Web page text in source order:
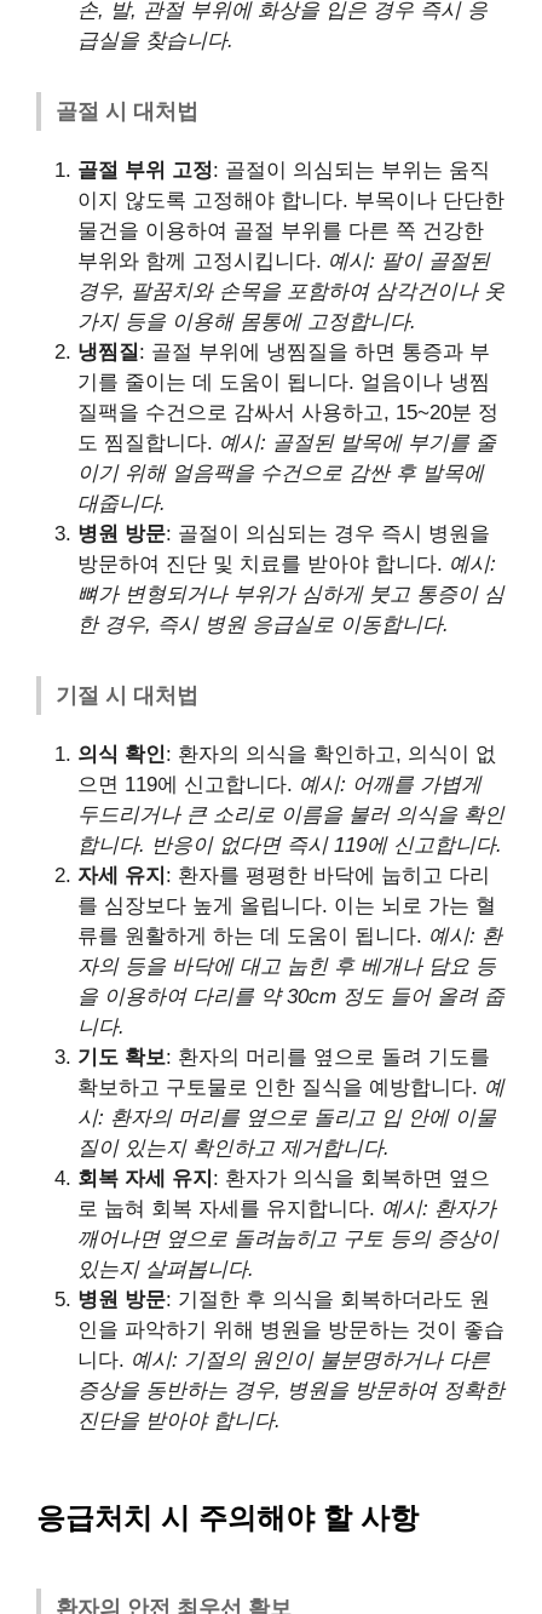
손, 발, 관절 부위에 화상을 입은 경우 즉시 응
급실을 찾습니다.
골절 시 대처법
골절 부위 고정: 골절이 의심되는 부위는 움직
이지 않도록 고정해야 합니다. 부목이나 단단한
물건을 이용하여 골절 부위를 다른 쪽 건강한
부위와 함께 고정시킵니다. 예시: 팔이 골절된
경우, 팔꿈치와 손목을 포함하여 삼각건이나 옷
가지 등을 이용해 몸통에 고정합니다.
냉찜질: 골절 부위에 냉찜질을 하면 통증과 부
기를 줄이는 데 도움이 됩니다. 얼음이나 냉찜
질팩을 수건으로 감싸서 사용하고, 15~20분 정
도 찜질합니다. 예시: 골절된 발목에 부기를 줄
이기 위해 얼음팩을 수건으로 감싼 후 발목에
대줍니다.
병원 방문: 골절이 의심되는 경우 즉시 병원을
방문하여 진단 및 치료를 받아야 합니다. 예시:
뼈가 변형되거나 부위가 심하게 붓고 통증이 심
한 경우, 즉시 병원 응급실로 이동합니다.
기절 시 대처법
의식 확인: 환자의 의식을 확인하고, 의식이 없
으면 119에 신고합니다. 예시: 어깨를 가볍게
두드리거나 큰 소리로 이름을 불러 의식을 확인
합니다. 반응이 없다면 즉시 119에 신고합니다.
자세 유지 : 환자를 평평한 바닥에 눕히고 다리
를 심장보다 높게 올립니다. 이는 뇌로 가는 혈
류를 원활하게 하는 데 도움이 됩니다. 예시: 환
자의 등을 바닥에 대고 눕힌 후 베개나 담요 등
을 이용하여 다리를 약 30cm 정도 들어 올려 줍
니다.
기도 확보: 환자의 머리를 옆으로 돌려 기도를
확보하고 구토물로 인한 질식을 예방합니다. 예
시: 환자의 머리를 옆으로 돌리고 입 안에 이물
질이 있는지 확인하고 제거합니다.
회복 자세 유지 : 환자가 의식을 회복하면 옆으
로 눕혀 회복 자세를 유지합니다. 예시: 환자가
깨어나면 옆으로 돌려눕히고 구토 등의 증상이
있는지 살펴봅니다.
병원 방문: 기절한 후 의식을 회복하더라도 원
인을 파악하기 위해 병원을 방문하는 것이 좋습
니다. 예시: 기절의 원인이 불분명하거나 다른
증상을 동반하는 경우, 병원을 방문하여 정확한
진단을 받아야 합니다.
응급처치 시 주의해야 할 사항
환자의 안전 최우선 확보